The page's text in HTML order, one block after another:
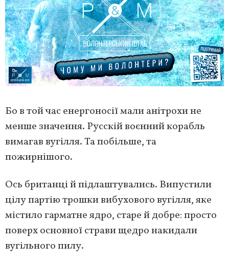
Бо в той час енергоносії мали анітрохи не
менше значення. Русскій воєнний корабль
вимагав вугілля. Та побільше, та
пожирнішого.
Ось британці й підлаштувались. Випустили
цілу партію трошки вибухового вугілля, яке
містило гарматне ядро, старе й добре: просто
поверх основної страви щедро накидали
вугільного пилу.